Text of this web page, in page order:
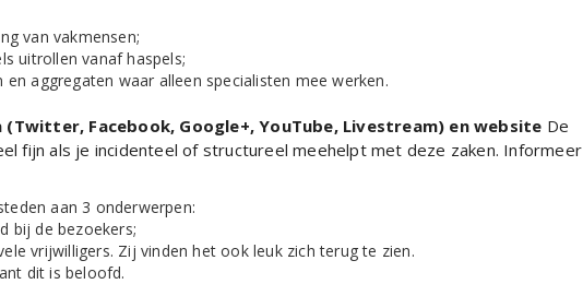
van vakmensen;
uitrollen vanaf haspels;
aggregaten waar alleen specialisten mee werken.
Facebook, Google+, YouTube, Livestream) en website De
fijn als je incidenteel of structureel meehelpt met deze zaken. Informeer
aan 3 onderwerpen:
bij de bezoekers;
vrijwilligers. Zij vinden het ook leuk zich terug te zien.
dit is beloofd.